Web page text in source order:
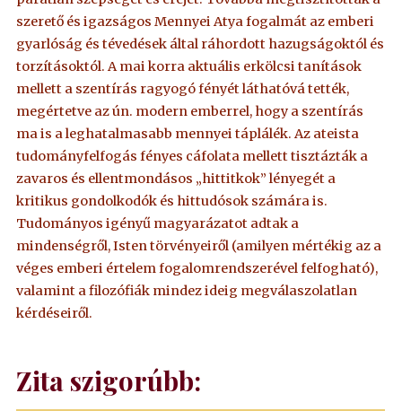
szerető és igazságos Mennyei Atya fogalmát az emberi
gyarlóság és tévedések által ráhordott hazugságoktól és
torzításoktól. A mai korra aktuális erkölcsi tanítások
mellett a szentírás ragyogó fényét láthatóvá tették,
megértetve az ún. modern emberrel, hogy a szentírás
ma is a leghatalmasabb mennyei táplálék. Az ateista
tudományfelfogás fényes cáfolata mellett tisztázták a
zavaros és ellentmondásos „hittitkok” lényegét a
kritikus gondolkodók és hittudósok számára is.
Tudományos igényű magyarázatot adtak a
mindenségről, Isten törvényeiről (amilyen mértékig az a
véges emberi értelem fogalomrendszerével felfogható),
valamint a filozófiák mindez ideig megválaszolatlan
kérdéseiről.
Zita szigorúbb: